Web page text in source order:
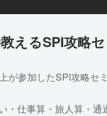
えるSPI攻略
が参加したSPI攻略セ
・仕事算・旅人算・